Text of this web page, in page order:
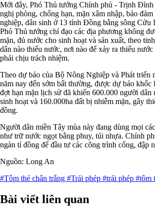
Mới đây, Phó Thủ tướng Chính phủ - Trịnh
nghị phòng, chống hạn, mặn xâm nhập, bảo đảm
nghiệp, dân sinh ở 13 tỉnh Đồng bằng sông Cửu
Phó Thủ tướng chỉ đạo các địa phương không
mặn, đủ nước cho sinh hoạt và sản xuất, theo
dân nào thiếu nước, nơi nào để xảy ra thiếu
phải chịu trách nhiệm.
Theo dự báo của Bộ Nông Nghiệp và Phát triển
năm nay đến sớm bất thường, được dự báo khốc
đợt hạn mặn lịch sử đã khiến 600.000 người dân
sinh hoạt và 160.000ha đất bị nhiễm mặn, gây
đồng.
Người dân miền Tây mùa này đang dùng mọi
như trữ nước ngọt bằng phuy, túi nhựa. Chính
ngàn tỉ đồng để đầu tư các công trình cống, đập
Nguồn: Long An
#Tôm thẻ chân trắng #Trái phép #trái phép #tôm
Bài viết liên quan